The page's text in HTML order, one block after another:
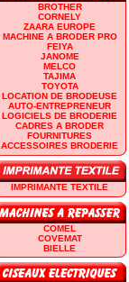
BROTHER
CORNELY
ZAARA EUROPE
MACHINE A BRODER PRO
FEIYA
JANOME
MELCO
TAJIMA
TOYOTA
LOCATION DE BRODEUSE
AUTO-ENTREPRENEUR
LOGICIELS DE BRODERIE
CADRES A BRODER
FOURNITURES
ACCESSOIRES BRODERIE
IMPRIMANTE TEXTILE
COMEL
COVEMAT
BIELLE